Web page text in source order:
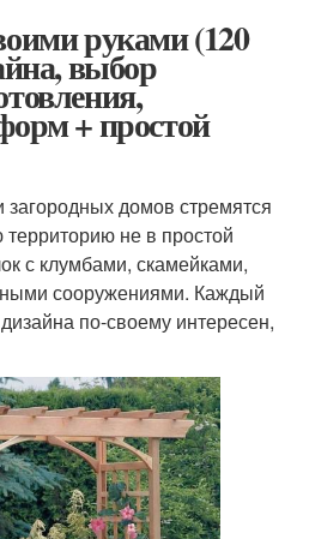
руками (120
выбор
+ простой
домов стремятся
не в простой
с клумбами, скамейками,
сооружениями. Каждый
по-своему интересен,